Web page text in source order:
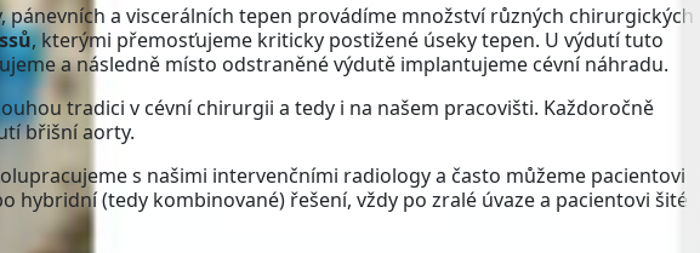
pánevních a viscerálních tepen provádíme množství různých chirurgických
, kterými přemosťujeme kriticky postižené úseky tepen. U výdutí tuto
a následně místo odstraněné výdutě implantujeme cévní náhradu.
tradici v cévní chirurgii a tedy i na našem pracovišti. Každoročně
břišní aorty.
s našimi intervenčními radiology a často můžeme pacientovi
hybridní (tedy kombinované) řešení, vždy po zralé úvaze a pacientovi šité